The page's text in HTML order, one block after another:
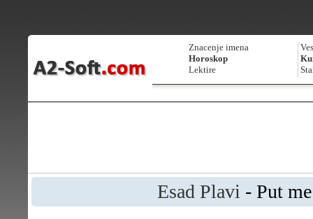
Znacenje imena
Horoskop
Lektire
Esad Plavi - Put